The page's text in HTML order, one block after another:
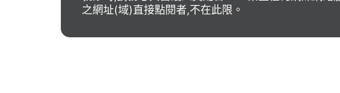
之網址(域)直接點閱者,不在此限。